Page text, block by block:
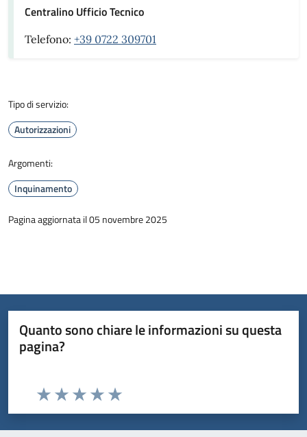
Centralino Ufficio Tecnico
Telefono: +39 0722 309701
Tipo di servizio:
Autorizzazioni
Argomenti:
Inquinamento
Pagina aggiornata il 05 novembre 2025
Quanto sono chiare le informazioni su questa
pagina?
Valuta da 1 a 5 stelle la pagina
Valuta 5 stelle su 5
Valuta 4 stelle su 5
Valuta 3 stelle su 5
Valuta 2 stelle su 5
Valuta 1 stelle su 5